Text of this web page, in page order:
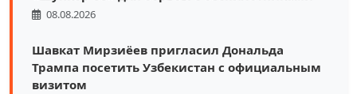
08.08.2026
Шавкат Мирзиёев пригласил Дональда
Трампа посетить Узбекистан с официальным
визитом